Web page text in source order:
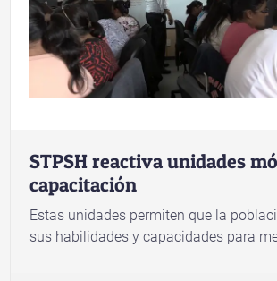
STPSH reactiva unidades
capacitación
Estas unidades permiten que la
sus habilidades y capacidades para